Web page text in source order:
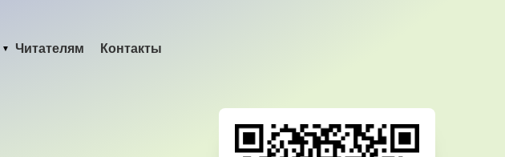
Читателям Контакты